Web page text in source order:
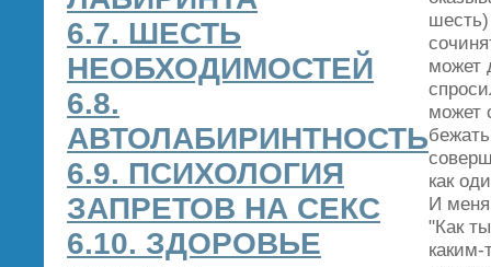
6.7. ШЕСТЬ
НЕОБХОДИМОСТЕЙ
6.8.
АВТОЛАБИРИНТНОСТЬ
6.9. ПСИХОЛОГИЯ
ЗАПРЕТОВ НА СЕКС
6.10. ЗДОРОВЬЕ
шесть)
может
может
как
И
"Как